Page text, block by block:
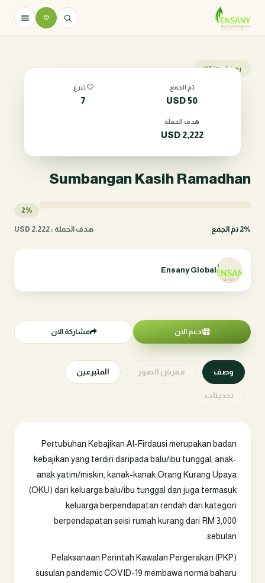
رمضان وزكاة
تم الجمع
50
تبرع
7
هدف الحملة
2,222
USD
Sumbangan Kasih Ramadhan
2%
2% تم الجمع هدف الحملة : 2,222 USD
Ensany Global
ادعم الان مشاركة الان
وصف معرض الصور المتبرعين
تحديثات
Pertubuhan Kebajikan Al-Firdausi merupakan badan
kebajikan yang terdiri daripada balu/ibu tunggal, anak-
anak yatim/miskin, kanak-kanak Orang Kurang Upaya
(OKU) dari keluarga balu/ibu tunggal dan juga termasuk
keluarga berpendapatan rendah dari kategori
berpendapatan seisi rumah kurang dari RM 3,000
sebulan.
Pelaksanaan Perintah Kawalan Pergerakan (PKP)
susulan pandemic COVID-19 membawa norma baharu